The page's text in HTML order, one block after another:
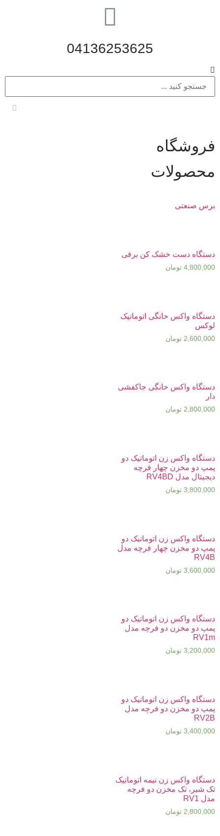
04136253625
فروشگاه
محصولات
برس صنعتی
دستگاه دست خشک کن برقی
4,800,000 تومان
دستگاه واکس خانگی اتوماتیک
لوکس
2,600,000 تومان
دستگاه واکس خانگی جاکفشی
دار
2,800,000 تومان
دستگاه واکس زن اتوماتیک دو
پمپ دو مخزن چهار فرچه
دیجیتال مدل RV4BD
3,800,000 تومان
دستگاه واکس زن اتوماتیک دو
پمپ دو مخزن چهار فرچه مدل
RV4B
3,600,000 تومان
دستگاه واکس زن اتوماتیک دو
پمپ دو مخزن دو فرچه مدل
RV1m
3,200,000 تومان
دستگاه واکس زن اتوماتیک دو
پمپ دو مخزن دو فرچه مدل
RV2B
3,400,000 تومان
دستگاه واکس زن نیمه اتوماتیک
تک شیر، تک مخزن دو فرچه
مدل RV1
2,800,000 تومان